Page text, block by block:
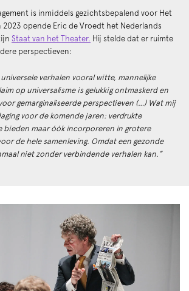
is inmiddels gezichtsbepalend voor Het
2023 opende Eric de Vroedt het Nederlands
Staat van het Theater. Hij stelde dat er ruimte
perspectieven:
verhalen vooral witte, mannelijke
op universalisme is gelukkig ontmaskerd en
gemarginaliseerde perspectieven (…) Wat mij
voor de komende jaren: verdrukte
bieden maar óók incorporeren in grotere
de hele samenleving. Omdat een gezonde
niet zonder verbindende verhalen kan.”